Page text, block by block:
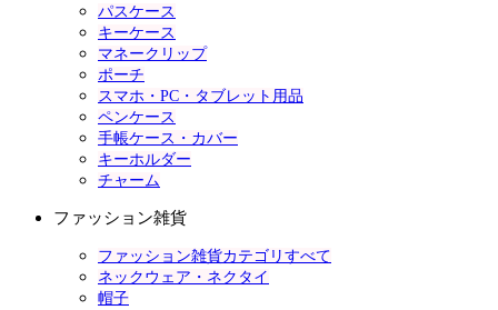
パスケース
キーケース
マネークリップ
ポーチ
スマホ・PC・タブレット用品
ペンケース
手帳ケース・カバー
キーホルダー
チャーム
ファッション雑貨
ファッション雑貨カテゴリすべて
ネックウェア・ネクタイ
帽子